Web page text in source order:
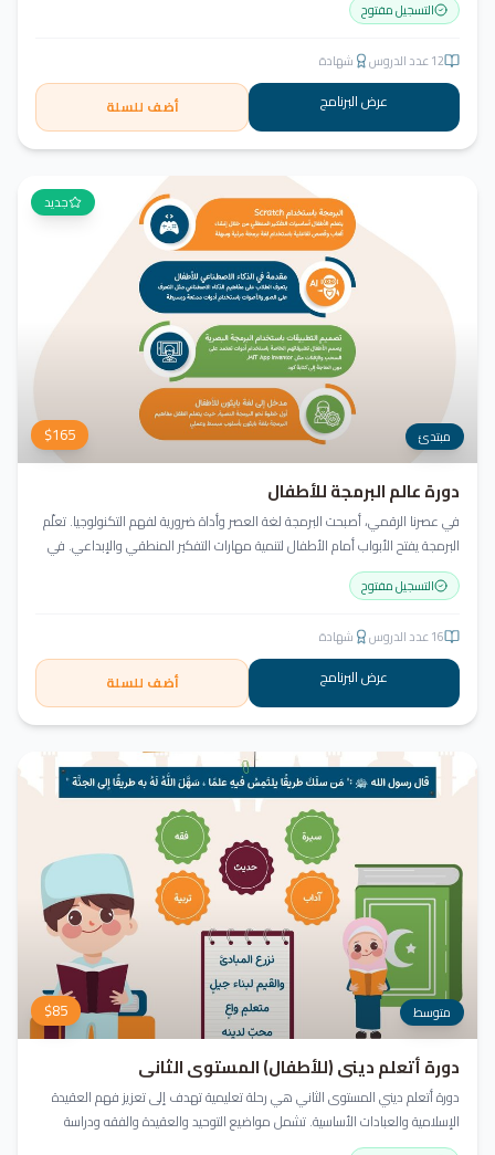
وتفتح لك آفاقاً لا حدود لها.
التسجيل مفتوح
12عدد الدروس شهادة
عرض البرنامج أضف للسلة
جديد
مبتدئ $165
دورة عالم البرمجة للأطفال
في عصرنا الرقمي، أصبحت البرمجة لغة العصر وأداة ضرورية لفهم التكنولوجيا. تعلّم
البرمجة يفتح الأبواب أمام الأطفال لتنمية مهارات التفكير المنطقي والإبداعي. في
أكاديمية جيل العربية، لا يكتفي الطفل بالمشاهدة، بل يبرمج ويصمّم ويبدع مشروعه
منذ اليوم الأول!
التسجيل مفتوح
16عدد الدروس شهادة
عرض البرنامج أضف للسلة
متوسط $85
دورة أتعلم ديني (للأطفال) المستوى الثاني
دورة أتعلم ديني المستوى الثاني هي رحلة تعليمية تهدف إلى تعزيز فهم العقيدة
الإسلامية والعبادات الأساسية. تشمل مواضيع التوحيد والعقيدة والفقه ودراسة
السيرة النبوية. هدفنا زرع القيم والمبادئ وتربية أبنائنا تربية إيمانية وأخلاقية وعلمية